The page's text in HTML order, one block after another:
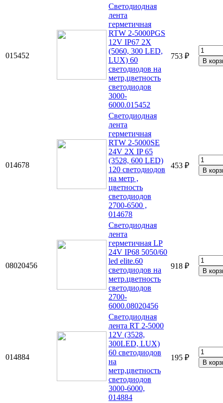
015452
Светодиодная
лента
герметичная
RTW 2-5000PGS
12V IP67 2X
(5060, 300 LED,
LUX) 60
светодиодов на
метр,цветность
светодиодов
3000-
6000.015452
753 ₽
014678
Светодиодная
лента
герметичная
RTW 2-5000SE
24V 2X IP 65
(3528, 600 LED)
120 светодиодов
на метр ,
цветность
светодиодов
2700-6500 ,
014678
453 ₽
08020456
Светодиодная
лента
герметичная LP
24V IP68 5050/60
led elite.60
светодиодов на
метр.цветность
светодиодов
2700-
6000.08020456
918 ₽
014884
Светодиодная
лента RT 2-5000
12V (3528,
300LED, LUX)
60 светодиодов
на
метр,цветность
светодиодов
3000-6000,
014884
195 ₽